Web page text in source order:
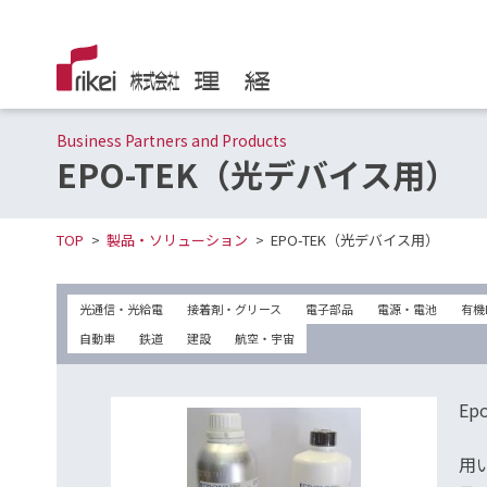
Business Partners and Products
EPO-TEK（光デバイス用）
TOP 製品・ソリューション EPO-TEK（光デバイス用）
光通信・光給電 接着剤・グリース 電子部品 電源・電池
有
自動車
鉄道 建設 航空・宇宙
用